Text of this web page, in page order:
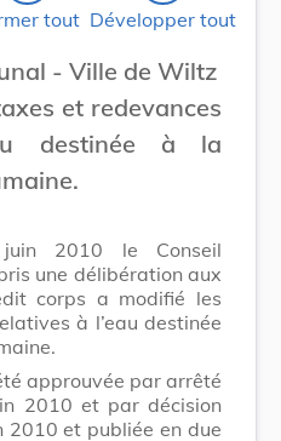
tout Développer tout
- Ville de Wiltz
et redevances
destinée à la
2010 le Conseil
une délibération aux
corps a modifié les
à l’eau destinée
approuvée par arrêté
2010 et par décision
2010 et publiée en due